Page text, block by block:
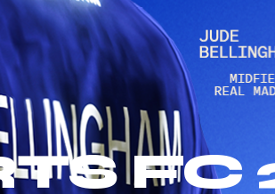
FC